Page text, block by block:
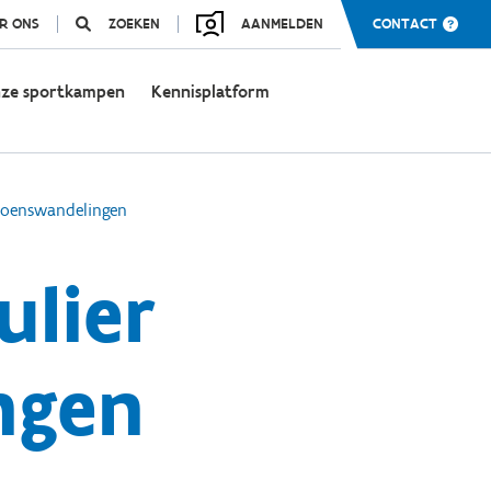
ONS ZOEKEN AANMELDEN CONTACT
sportkampen Kennisplatform